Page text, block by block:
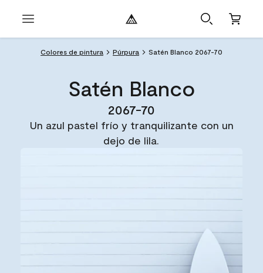
Colores de pintura Púrpura Satén Blanco 2067-70
Satén Blanco
2067-70
Un azul pastel frío y tranquilizante con un
dejo de lila.